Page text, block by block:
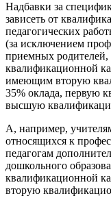
Надбавки за
зависеть от
педагогических
(за исключением
приемных родителей,
квалификационной
имеющим вторую
35% оклада, первую
высшую
А, например,
относящихся к
педагогам
дошкольного
квалификационной
вторую